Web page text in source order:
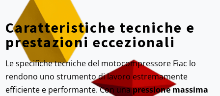
Caratteristiche tecniche e
prestazioni eccezionali
Le specifiche tecniche del motocompressore Fiac lo
rendono uno strumento di lavoro estremamente
efficiente e performante. Con unapressione massima